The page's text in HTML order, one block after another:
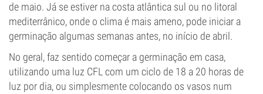
de maio. Já se estiver na costa atlântica sul ou no litoral
mediterrânico, onde o clima é mais ameno, pode iniciar a
germinação algumas semanas antes, no início de abril.
No geral, faz sentido começar a germinação em casa,
utilizando uma luz CFL com um ciclo de 18 a 20 horas de
luz por dia, ou simplesmente colocando os vasos num